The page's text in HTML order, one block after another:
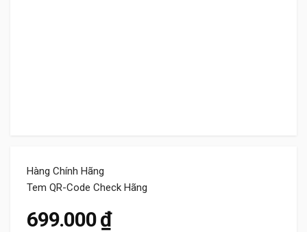
Hàng Chính Hãng
Tem QR-Code Check Hãng
699.000₫